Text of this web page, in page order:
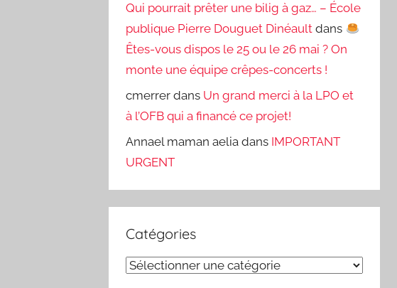
Qui pourrait prêter une bilig à gaz… – École
publique Pierre Douguet Dinéault dans
Êtes-vous dispos le 25 ou le 26 mai ? On
monte une équipe crêpes-concerts !
cmerrer dans Un grand merci à la LPO et
à l’OFB qui a financé ce projet!
Annael maman aelia dans IMPORTANT
URGENT
Catégories
Catégories